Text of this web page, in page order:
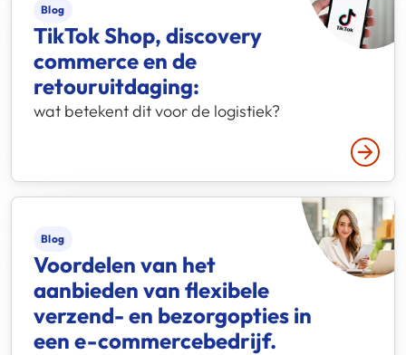
Blog
TikTok Shop, discovery
commerce en de
retouruitdaging:
wat betekent dit voor de logistiek?
Lees
Blog
Voordelen van het
aanbieden van flexibele
verzend- en bezorgopties in
een e-commercebedrijf.